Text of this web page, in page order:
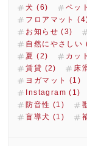
犬 (6)
ペッ
フロアマット
お知らせ (3)
自然にやさしい
夏 (2)
カッ
賃貸 (2)
床
ヨガマット (1)
Instagram (1)
防音性 (1)
盲導犬 (1)